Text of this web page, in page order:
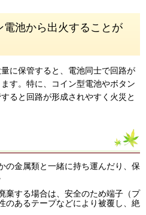
電池から出火することが
に保管すると、電池同士で回路が
す。特に、コイン型電池やボタン
ると回路が形成されやすく火災と
の金属類と一緒に持ち運んだり、保
棄する場合は、安全のため端子（プ
のあるテープなどにより被覆し、絶